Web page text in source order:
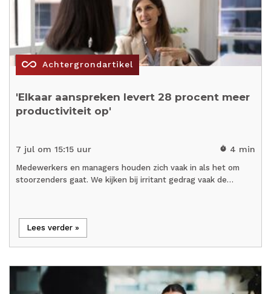
all_inclusive Achtergrondartikel
'Elkaar aanspreken levert 28 procent meer
productiviteit op'
7 jul om 15:15 uur timer 4 min
Medewerkers en managers houden zich vaak in als het om
stoorzenders gaat. We kijken bij irritant gedrag vaak de…
Lees verder »